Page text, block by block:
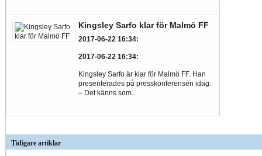
Kingsley Sarfo klar för Malmö FF
2017-06-22 16:34:
2017-06-22 16:34:
Kingsley Sarfo är klar för Malmö FF. Han
presenterades på presskonferensen idag.
– Det känns som...
Tidigare artiklar